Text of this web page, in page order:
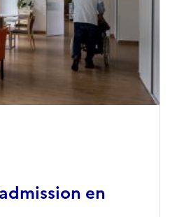
en